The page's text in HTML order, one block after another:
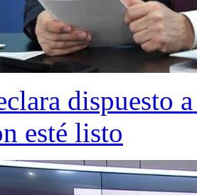
dispuesto
esté listo